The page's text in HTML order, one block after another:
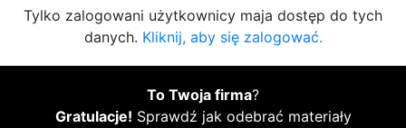
Tylko zalogowani użytkownicy maja dostęp do tych
danych. Kliknij, aby się zalogować.
To Twoja firma?
Gratulacje! Sprawdź jak odebrać materiały